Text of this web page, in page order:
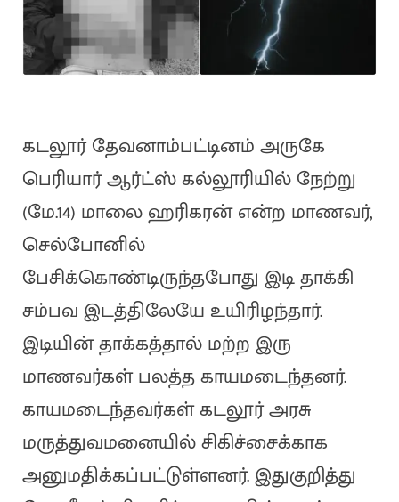
கடலூர் தேவனாம்பட்டினம் அருகே
பெரியார் ஆர்ட்ஸ் கல்லூரியில் நேற்று
(மே.14) மாலை ஹரிகரன் என்ற மாணவர்,
செல்போனில்
பேசிக்கொண்டிருந்தபோது இடி தாக்கி
சம்பவ இடத்திலேயே உயிரிழந்தார்.
இடியின் தாக்கத்தால் மற்ற இரு
மாணவர்கள் பலத்த காயமடைந்தனர்.
காயமடைந்தவர்கள் கடலூர் அரசு
மருத்துவமனையில் சிகிச்சைக்காக
அனுமதிக்கப்பட்டுள்ளனர். இதுகுறித்து